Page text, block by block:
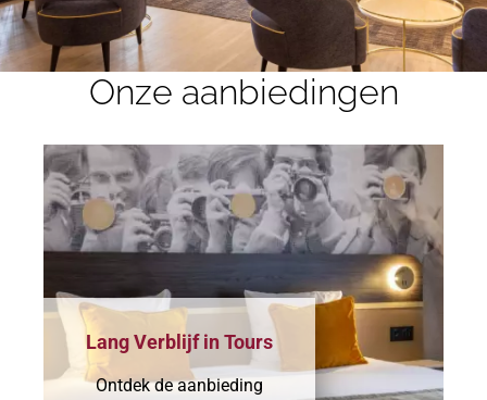
Onze aanbiedingen
Lang Verblijf in Tours
Ontdek de aanbieding